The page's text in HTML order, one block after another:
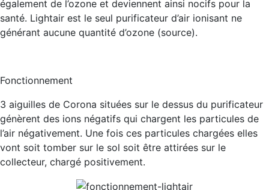
également de l’ozone et deviennent ainsi nocifs pour la
santé. Lightair est le seul purificateur d’air ionisant ne
générant aucune quantité d’ozone (source).
Fonctionnement
3 aiguilles de Corona situées sur le dessus du purificateur
génèrent des ions négatifs qui chargent les particules de
l’air négativement. Une fois ces particules chargées elles
vont soit tomber sur le sol soit être attirées sur le
collecteur, chargé positivement.